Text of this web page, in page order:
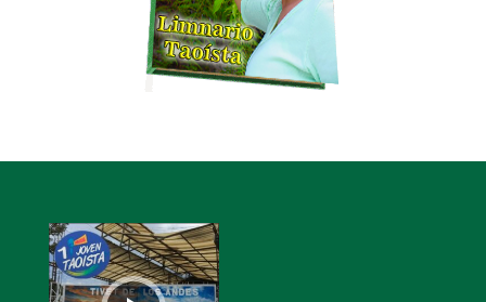
Reproductor
de
audio